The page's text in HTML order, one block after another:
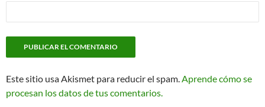
Este sitio usa Akismet para reducir el spam.Aprende cómo se
procesan los datos de tus comentarios.